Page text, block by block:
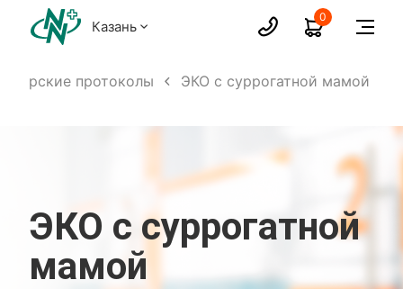
Казань
0
протоколы ЭКО с суррогатной мамой
ЭКО с суррогатной
мамой